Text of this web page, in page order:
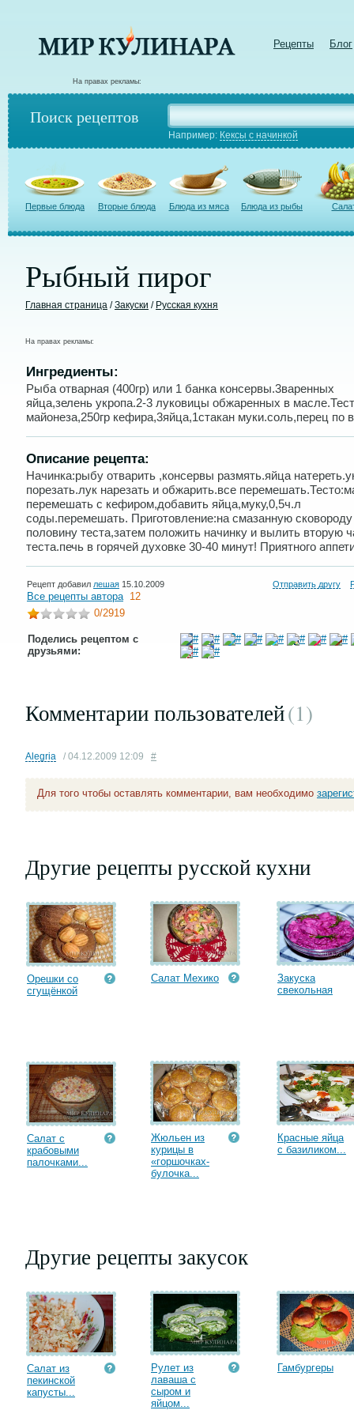
Рецепты Блог
На правах рекламы:
Поиск рецептов
Например: Кексы с начинкой
Первые блюда Вторые блюда Блюда из мяса Блюда из рыбы
Рыбный пирог
Главная страница /Закуски / Русская кухня
На правах рекламы:
Ингредиенты:
Рыба отварная (400гр) или 1 банка консервы.3варенных
яйца,зелень укропа.2-3 луковицы обжаренных в
майонеза,250гр кефира,3яйца,1стакан муки.соль,перец по
Описание рецепта:
Начинка:рыбу отварить ,консервы размять.яйца
порезать.лук нарезать и обжарить.все
перемешать с кефиром,добавить яйца,муку,0,5ч.л
соды.перемешать. Приготовление:на смазанную
половину теста,затем положить начинку и вылить вторую
теста.печь в горячей духовке 30-40 минут! Приятного
Рецепт добавил лешая 15.10.2009 Отправить другу
Все рецепты автора 12
0/2919
Поделись рецептом с
друзьями:
Комментарии пользователей(1)
Alegria / 04.12.2009 12:09 #
Для того чтобы оставлять комментарии, вам необходимо
Другие рецепты русской кухни
Орешки со
сгущёнкой
Салат Мехико
Закуска
свекольная
Салат с
крабовыми
палочками...
Жюльен из
курицы в
«горшочках-
булочка...
Красные яйца
с базиликом...
Другие рецепты закусок
Салат из
пекинской
капусты...
Рулет из
лаваша с
сыром и
яйцом...
Гамбургеры